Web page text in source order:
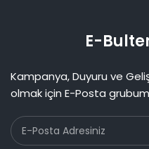
E-
Kampanya, Duyuru ve
olmak için E-Posta